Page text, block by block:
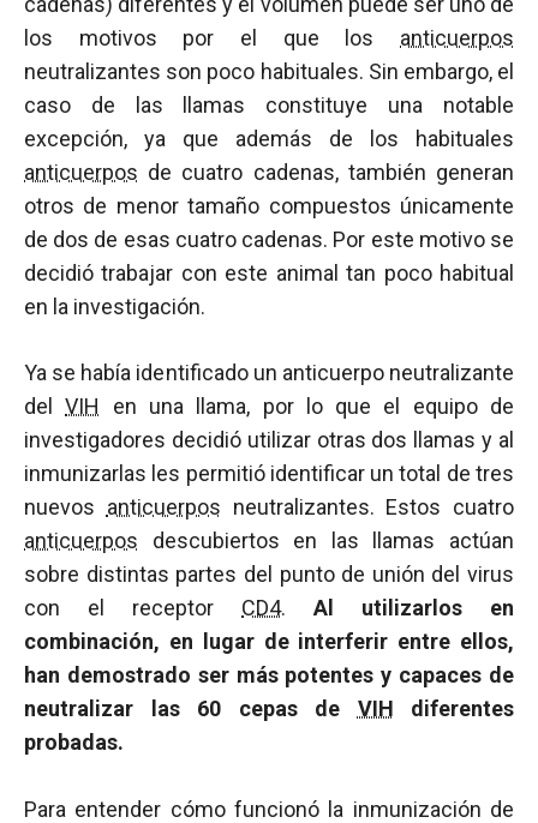
los motivos por el que los anticuerpos
neutralizantes son poco habituales. Sin embargo, el
caso de las llamas constituye una notable
excepción, ya que además de los habituales
anticuerpos de cuatro cadenas, también generan
otros de menor tamaño compuestos únicamente
de dos de esas cuatro cadenas. Por este motivo se
decidió trabajar con este animal tan poco habitual
en la investigación.
Ya se había identificado un anticuerpo neutralizante
delVIH
en una llama, por lo que el equipo de
investigadores decidió utilizar otras dos llamas y al
inmunizarlas les permitió identificar un total de tres
nuevos anticuerpos neutralizantes. Estos cuatro
anticuerpos descubiertos en las llamas actúan
sobre distintas partes del punto de unión del virus
con el receptor CD4. Al utilizarlos en
combinación, en lugar de interferir entre ellos,
han demostrado ser más potentes y capaces de
neutralizar las 60 cepas de VIH diferentes
probadas.
Para entender cómo funcionó la inmunización de